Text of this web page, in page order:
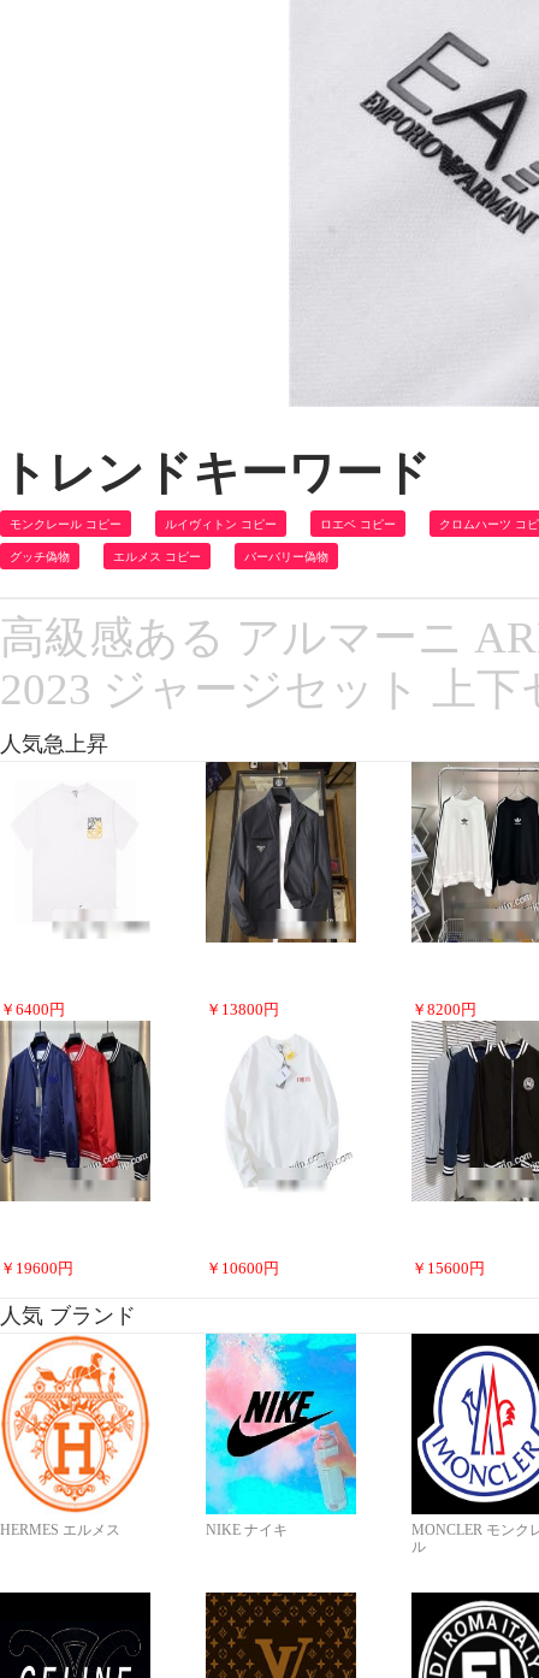
トレンドキーワード
モンクレール コピー ルイヴィトン コピー ロエベ コピー クロムハーツ コ
グッチ偽物 エルメス コピー バーバリー偽物
高級感ある アルマーニ
2023 ジャージセット 上
人気急上昇
￥ 6400 円 ￥ 13800 円 ￥ 8200 円
￥ 19600 円 ￥ 10600 円 ￥ 15600 円
人気 ブランド
HERMES エルメス NIKE ナイキ
MONCLER モンク
ル